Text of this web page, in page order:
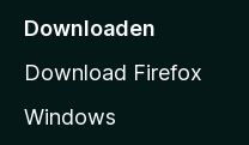
p
g
i
Downloaden
Download Firefox
Windows